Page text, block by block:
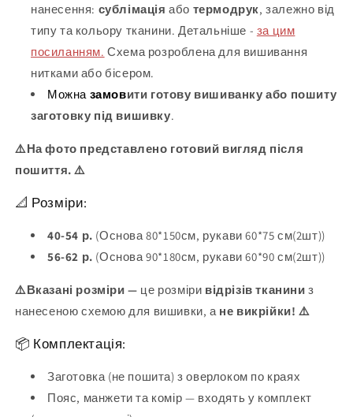
нанесення: сублімація або термодрук, залежно від
типу та кольору тканини. Детальніше - за цим
посиланням. Схема розроблена для вишивання
нитками або бісером.
Можна замовити готову вишиванку або пошиту
заготовку під вишивку.
⚠️На фото представлено готовий вигляд після
пошиття. ⚠️
📐 Розміри:
40-54 р. (Основа 80*150см, рукави 60*75 см(2шт))
56-62 р. (Основа 90*180см, рукави 60*90 см(2шт))
⚠️Вказані розміри — це розміри відрізів тканиниз
нанесеною схемою для вишивки, а не викрійки! ⚠️
📦 Комплектація:
Заготовка (не пошита) з оверлоком по краях
Пояс, манжети та комір — входять у комплект